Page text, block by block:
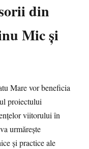
din
Mic și
Mare vor beneficia
proiectului
viitorului în
urmărește
și practice ale